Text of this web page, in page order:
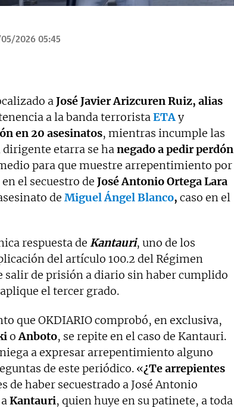
2026 05:45
a José Javier Arizcuren Ruiz, alias
a la banda terrorista ETAy
en 20 asesinatos, mientras incumple las
etarra se ha negado a pedir perdón
para que muestre arrepentimiento por
el secuestro de José Antonio Ortega Lara
de Miguel Ángel Blanco, caso en el
respuesta de Kantauri, uno de los
del artículo 100.2 del Régimen
salir de prisión a diario sin haber cumplido
el tercer grado.
que OKDIARIO comprobó, en exclusiva,
o Anboto, se repite en el caso de Kantauri.
a expresar arrepentimiento alguno
de este periódico. «¿Te arrepientes
de haber secuestrado a José Antonio
Kantauri, quien huye en su patinete, a toda